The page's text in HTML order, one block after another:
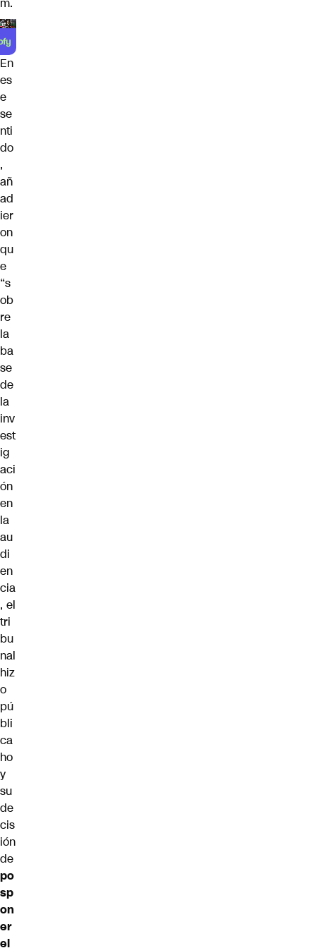
En
es
e
se
nti
do
,
añ
ad
ier
on
qu
e
“s
ob
re
la
ba
se
de
la
inv
est
ig
aci
ón
en
la
au
di
en
cia
, el
tri
bu
nal
hiz
o
pú
bli
ca
ho
y
su
de
cis
ión
de
po
sp
on
er
el